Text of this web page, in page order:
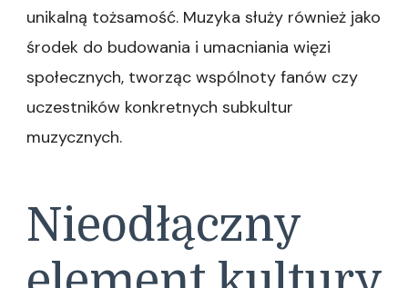
unikalną tożsamość. Muzyka służy również jako
środek do budowania i umacniania więzi
społecznych, tworząc wspólnoty fanów czy
uczestników konkretnych subkultur
muzycznych.
Nieodłączny